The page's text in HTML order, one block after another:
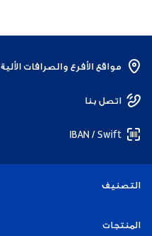
مواقع الأفرع والصرافات الألية
اتصل بنا
IBAN / Swift
التصنيف
الأفراد
المنتجات